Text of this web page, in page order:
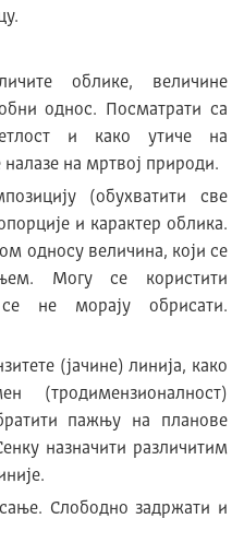
облике, величине
однос. Посматрати са
и како утиче на
на мртвој природи.
(обухватити све
и карактер облика.
односу величина, који се
Могу се користити
не морају обрисати.
(јачине) линија, како
(тродимензионалност)
пажњу на планове
назначити различитим
Слободно задржати и